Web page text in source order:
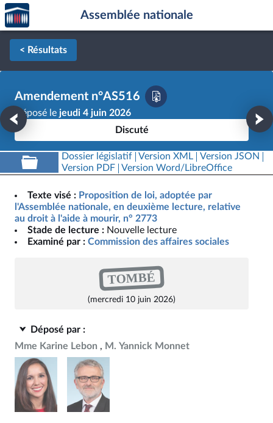
Aller au contenu
Aller en bas de la page
Accèder
à la
page
d'accueil
Assemblée nationale
< Résultats
Amendement n°AS516
Déposé le jeudi 4 juin 2026
Discuté
Dossier législatif Version XML
Version JSON
Version PDF
Version Word/LibreOffice
Texte visé : Proposition de loi, adoptée par
l'Assemblée nationale, en deuxième lecture, relative
au droit à l'aide à mourir, n° 2773
Stade de lecture : Nouvelle lecture
Examiné par : Commission des affaires sociales
TOMBÉ
(mercredi 10 juin 2026)
Déposé par :
Mme Karine Lebon
M. Yannick Monnet